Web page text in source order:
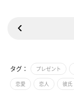
タグ： プレゼント
恋愛 恋人 彼氏